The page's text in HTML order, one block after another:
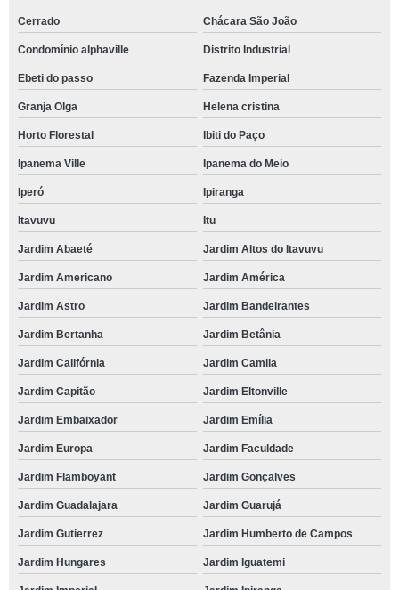
Cerrado Chácara São João
Condomínio alphaville Distrito Industrial
Ebeti do passo Fazenda Imperial
Granja Olga Helena cristina
Horto Florestal Ibiti do Paço
Ipanema Ville Ipanema do Meio
Iperó Ipiranga
Itavuvu Itu
Jardim Abaeté Jardim Altos do Itavuvu
Jardim Americano Jardim América
Jardim Astro Jardim Bandeirantes
Jardim Bertanha Jardim Betânia
Jardim Califórnia Jardim Camila
Jardim Capitão Jardim Eltonville
Jardim Embaixador Jardim Emília
Jardim Europa Jardim Faculdade
Jardim Flamboyant Jardim Gonçalves
Jardim Guadalajara Jardim Guarujá
Jardim Gutierrez Jardim Humberto de Campos
Jardim Hungares Jardim Iguatemi